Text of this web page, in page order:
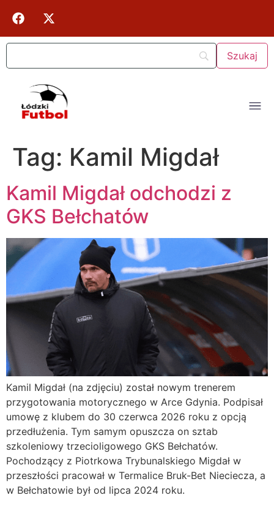
Tag: Kamil Migdał
Kamil Migdał odchodzi z
GKS Bełchatów
Kamil Migdał (na zdjęciu) został nowym trenerem
przygotowania motorycznego w Arce Gdynia. Podpisał
umowę z klubem do 30 czerwca 2026 roku z opcją
przedłużenia. Tym samym opuszcza on sztab
szkoleniowy trzecioligowego GKS Bełchatów.
Pochodzący z Piotrkowa Trybunalskiego Migdał w
przeszłości pracował w Termalice Bruk-Bet Nieciecza, a
w Bełchatowie był od lipca 2024 roku.